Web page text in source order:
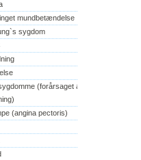
mundbetændelse
sygdom
(forårsaget af
(angina pectoris)